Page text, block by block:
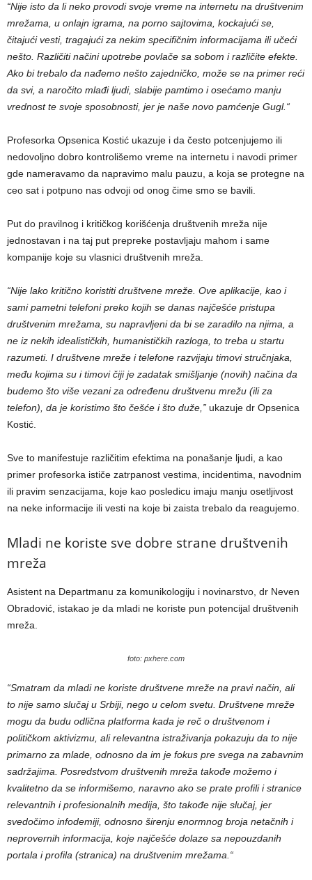
“Nije isto da li neko provodi svoje vreme na internetu na društvenim
mrežama, u onlajn igrama, na porno sajtovima, kockajući se,
čitajući vesti, tragajući za nekim specifičnim informacijama ili učeći
nešto. Različiti načini upotrebe povlače sa sobom i različite efekte.
Ako bi trebalo da nađemo nešto zajedničko, može se na primer reći
da svi, a naročito mlađi ljudi, slabije pamtimo i osećamo manju
vrednost te svoje sposobnosti, jer je naše novo pamćenje Gugl.“
Profesorka Opsenica Kostić ukazuje i da često potcenjujemo ili
nedovoljno dobro kontrolišemo vreme na internetu i navodi primer
gde nameravamo da napravimo malu pauzu, a koja se protegne na
ceo sat i potpuno nas odvoji od onog čime smo se bavili.
Put do pravilnog i kritičkog korišćenja društvenih mreža nije
jednostavan i na taj put prepreke postavljaju mahom i same
kompanije koje su vlasnici društvenih mreža.
“Nije lako kritično koristiti društvene mreže. Ove aplikacije, kao i
sami pametni telefoni preko kojih se danas najčešće pristupa
društvenim mrežama, su napravljeni da bi se zaradilo na njima, a
ne iz nekih idealističkih, humanističkih razloga, to treba u startu
razumeti. I društvene mreže i telefone razvijaju timovi stručnjaka,
među kojima su i timovi čiji je zadatak smišljanje (novih) načina da
budemo što više vezani za određenu društvenu mrežu (ili za
telefon), da je koristimo što češće i što duže,” ukazuje dr Opsenica
Kostić.
Sve to manifestuje različitim efektima na ponašanje ljudi, a kao
primer profesorka ističe zatrpanost vestima, incidentima, navodnim
ili pravim senzacijama, koje kao posledicu imaju manju osetljivost
na neke informacije ili vesti na koje bi zaista trebalo da reagujemo.
Mladi ne koriste sve dobre strane društvenih
mreža
Asistent na Departmanu za komunikologiju i novinarstvo, dr Neven
Obradović, istakao je da mladi ne koriste pun potencijal društvenih
mreža.
foto: pxhere.com
“Smatram da mladi ne koriste društvene mreže na pravi način, ali
to nije samo slučaj u Srbiji, nego u celom svetu. Društvene mreže
mogu da budu odlična platforma kada je reč o društvenom i
političkom aktivizmu, ali relevantna istraživanja pokazuju da to nije
primarno za mlade, odnosno da im je fokus pre svega na zabavnim
sadržajima. Posredstvom društvenih mreža takođe možemo i
kvalitetno da se informišemo, naravno ako se prate profili i stranice
relevantnih i profesionalnih medija, što takođe nije slučaj, jer
svedočimo infodemiji, odnosno širenju enormnog broja netačnih i
neprovernih informacija, koje najčešće dolaze sa nepouzdanih
portala i profila (stranica) na društvenim mrežama.“